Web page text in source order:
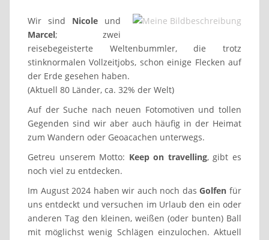
Wir sind Nicole und
Marcel; zwei
reisebegeisterte Weltenbummler, die trotz
stinknormalen Vollzeitjobs, schon einige Flecken auf
der Erde gesehen haben.
(Aktuell 80 Länder, ca. 32% der Welt)
Auf der Suche nach neuen Fotomotiven und tollen
Gegenden sind wir aber auch häufig in der Heimat
zum Wandern oder Geoacachen unterwegs.
Getreu unserem Motto: Keep on travelling, gibt es
noch viel zu entdecken.
Im August 2024 haben wir auch noch dasGolfen für
uns entdeckt und versuchen im Urlaub den ein oder
anderen Tag den kleinen, weißen (oder bunten) Ball
mit möglichst wenig Schlägen einzulochen. Aktuell